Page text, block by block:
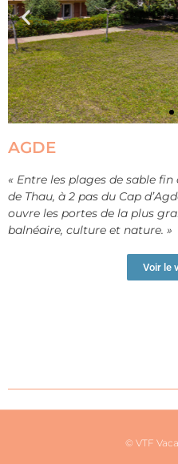
AGDE
« Entre les plages de sable
de Thau, à 2 pas du Cap
ouvre les portes de la plus
balnéaire, culture et nature. »
Voir le
© VTF